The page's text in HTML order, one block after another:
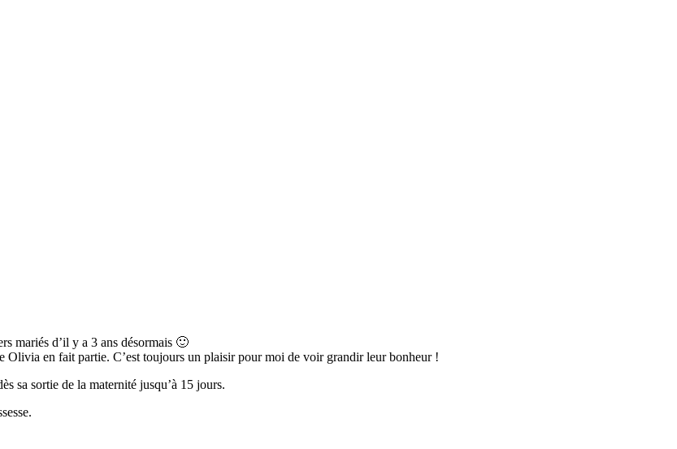
mariés d’il y a 3 ans désormais 🙂
Olivia en fait partie. C’est toujours un plaisir pour moi de voir grandir leur bonheur !
sa sortie de la maternité jusqu’à 15 jours.